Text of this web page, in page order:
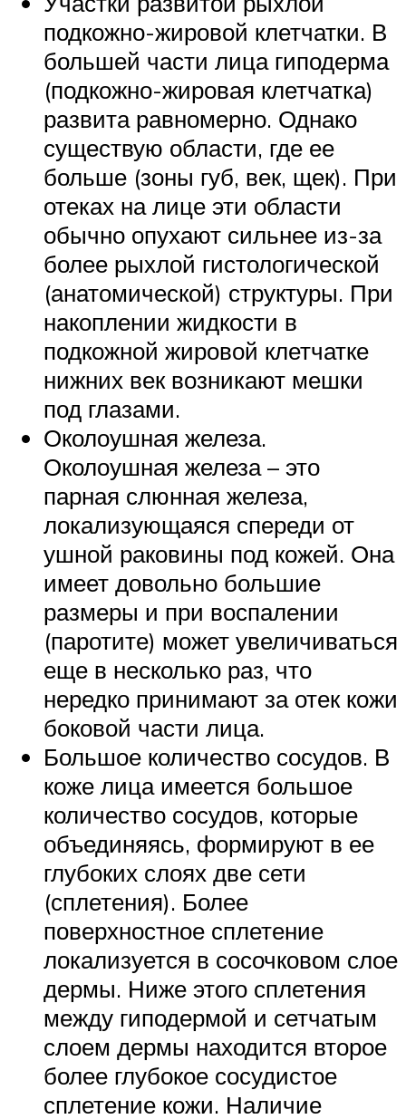
подкожно-жировой клетчатки. В
большей части лица гиподерма
(подкожно-жировая клетчатка)
развита равномерно. Однако
существую области, где ее
больше (зоны губ, век, щек). При
отеках на лице эти области
обычно опухают сильнее из-за
более рыхлой гистологической
(анатомической) структуры. При
накоплении жидкости в
подкожной жировой клетчатке
нижних век возникают мешки
под глазами.
Околоушная железа.
Околоушная железа – это
парная слюнная железа,
локализующаяся спереди от
ушной раковины под кожей. Она
имеет довольно большие
размеры и при воспалении
(паротите) может увеличиваться
еще в несколько раз, что
нередко принимают за отек кожи
боковой части лица.
Большое количество сосудов. В
коже лица имеется большое
количество сосудов, которые
объединяясь, формируют в ее
глубоких слоях две сети
(сплетения). Более
поверхностное сплетение
локализуется в сосочковом слое
дермы. Ниже этого сплетения
между гиподермой и сетчатым
слоем дермы находится второе
более глубокое сосудистое
сплетение кожи. Наличие